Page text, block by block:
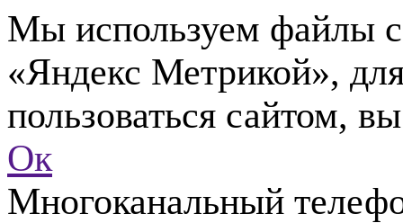
Мы используем файлы
«Яндекс Метрикой»,
пользоваться сайтом,
Ок
Многоканальный